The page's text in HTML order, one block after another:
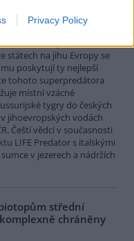
Privacy Policy
Evropy. Vrcholový
vodách je původním
státech na jihu Evropy se
poskytují ty nejlepší
tohoto superpredátora
místní vzácné
tygry do českých
jihoevropských vodách
Čeští vědci v současnosti
LIFE Predator s italskými
v jezerech a nádržích
střední
chráněny